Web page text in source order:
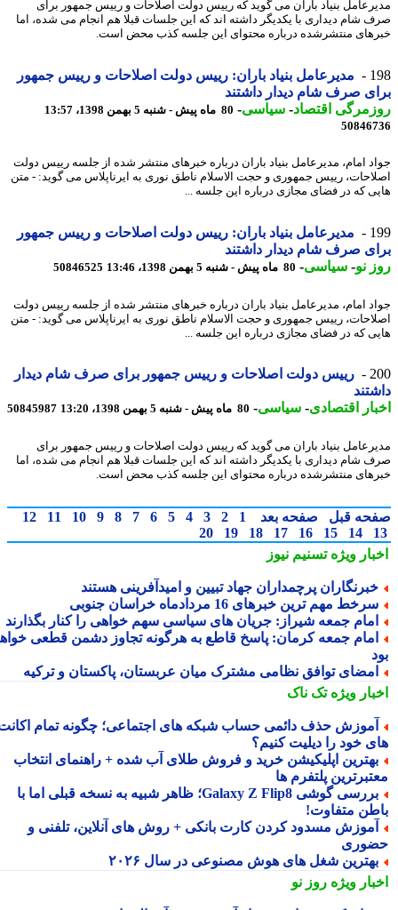
بنیاد باران می گوید که رییس دولت اصلاحات و رییس جمهور برای
شام دیداری با یکدیگر داشته اند که این جلسات قبلا هم انجام می شده، اما
منتشرشده درباره محتوای این جلسه کذب محض است.
مدیرعامل بنیاد باران: رییس دولت اصلاحات و رییس جمهور
صرف شام دیدار داشتند
اقتصاد-سیاسی-80 ماه پیش - شنبه 5 بهمن 1398، 13:57
امام، مدیرعامل بنیاد باران درباره خبرهای منتشر شده از جلسه رییس دولت
رییس جمهوری و حجت الاسلام ناطق نوری به ایرناپلاس می گوید: - متن
که در فضای مجازی درباره این جلسه ...
مدیرعامل بنیاد باران: رییس دولت اصلاحات و رییس جمهور
صرف شام دیدار داشتند
نو- سیاسی-80 ماه پیش - شنبه 5 بهمن 1398، 13:46 50846525
امام، مدیرعامل بنیاد باران درباره خبرهای منتشر شده از جلسه رییس دولت
رییس جمهوری و حجت الاسلام ناطق نوری به ایرناپلاس می گوید: - متن
که در فضای مجازی درباره این جلسه ...
رییس دولت اصلاحات و رییس جمهور برای صرف شام دیدار
اقتصادی-سیاسی-80 ماه پیش - شنبه 5 بهمن 1398، 13:20 50845987
بنیاد باران می گوید که رییس دولت اصلاحات و رییس جمهور برای
شام دیداری با یکدیگر داشته اند که این جلسات قبلا هم انجام می شده، اما
منتشرشده درباره محتوای این جلسه کذب محض است.
قبل صفحه بعد 1
2
3
4
5
6
7
8
9
10
11
12
14
15
16
17
18
19
20
ویژهتسنیم نیوز
پرچمداران جهاد تبیین و امیدآفرینی هستند
مهم ترین خبرهای 16 مردادماه خراسان جنوبی
جمعه شیراز: جریان های سیاسی سهم خواهی را کنار بگذارند
جمعه کرمان: پاسخ قاطع به هرگونه تجاوز دشمن قطعی خواهد
توافق نظامی مشترک میان عربستان، پاکستان و ترکیه
ویژهتک ناک
حذف دائمی حساب شبکه های اجتماعی؛ چگونه تمام اکانت
خود را دیلیت کنیم؟
اپلیکیشن خرید و فروش طلای آب شده + راهنمای انتخاب
پلتفرم ها
بررسی گوشی Galaxy Z Flip8؛ ظاهر شبیه به نسخه قبلی اما با
متفاوت!
مسدود کردن کارت بانکی + روش های آنلاین، تلفنی و
شغل های هوش مصنوعی در سال ۲۰۲۶
ویژهروز نو